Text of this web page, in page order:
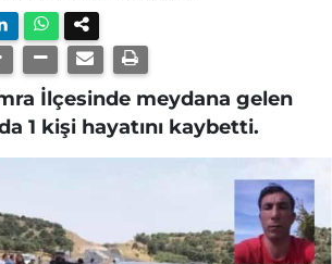
İlçesinde meydana gelen
1 kişi hayatını kaybetti.